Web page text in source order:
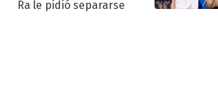
Ra le pidió separarse